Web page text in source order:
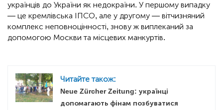
українців до України як недокраїни. У першому випадку
— це кремлівська ІПСО, але у другому — вітчизняний
комплекс неповноцінності, знову ж виплеканий за
допомогою Москви та місцевих манкуртів.
Читайте також:
Neue Zürcher Zeitung: українці
допомагають фінам позбуватися